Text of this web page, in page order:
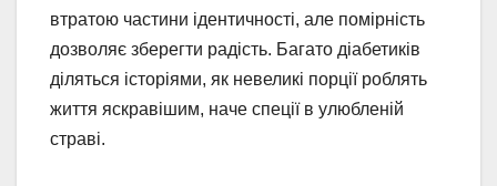
втратою частини ідентичності, але помірність
дозволяє зберегти радість. Багато діабетиків
діляться історіями, як невеликі порції роблять
життя яскравішим, наче спеції в улюбленій
страві.